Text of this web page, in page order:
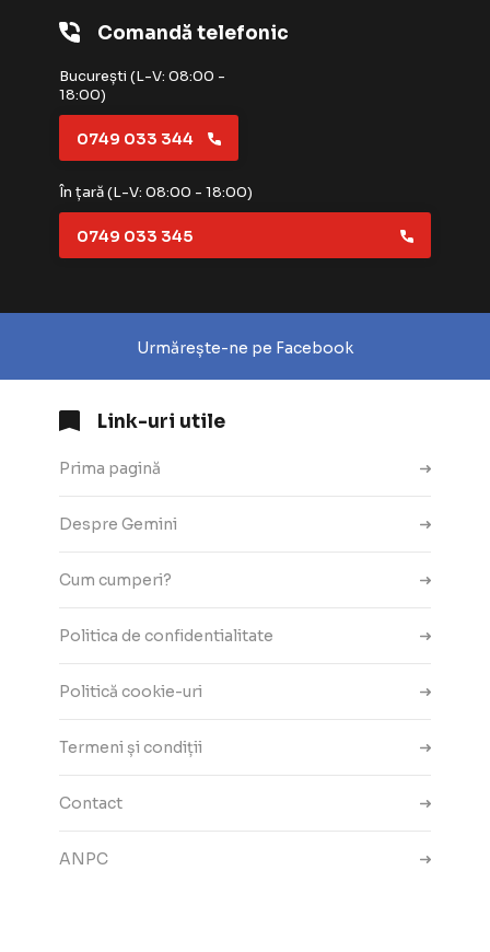
Comandă telefonic
București (L-V: 08:00 -
18:00)
0749 033 344
În țară (L-V: 08:00 - 18:00)
0749 033 345
Urmărește-ne pe Facebook
Link-uri utile
Prima pagină
Despre Gemini
Cum cumperi?
Politica de confidentialitate
Politică cookie-uri
Termeni și condiții
Contact
ANPC